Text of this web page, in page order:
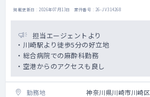
掲載更新日 : 2026年07月13日 案件番号 : 26-JV314268
担当エージェントより
・川崎駅より徒歩5分の好立地
・総合病院での麻酔科勤務
・空港からのアクセスも良し
勤務地 神奈川県川崎市川崎区